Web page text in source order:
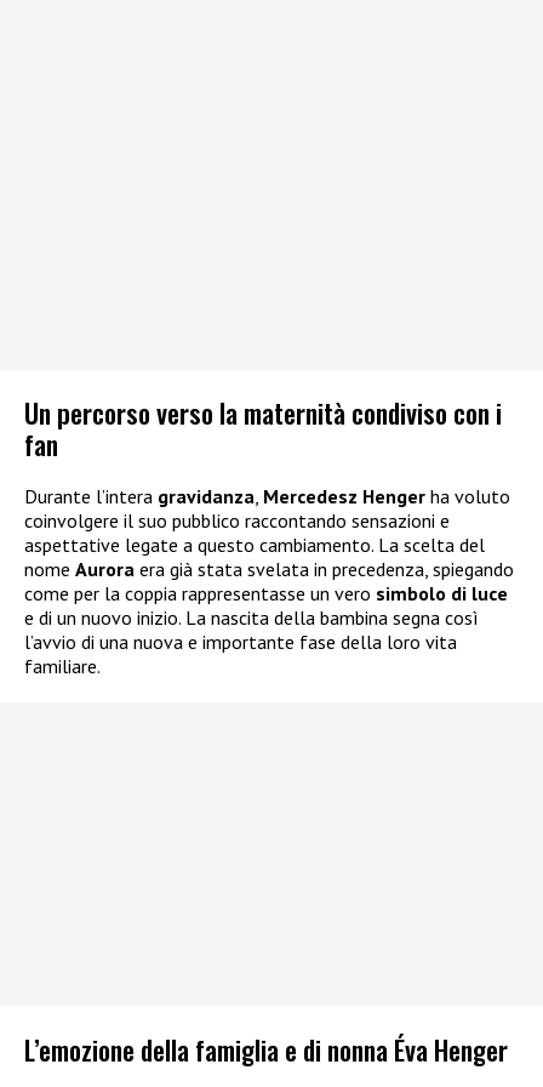
Un percorso verso la maternità condiviso con i
fan
Durante l’intera gravidanza, Mercedesz Henger ha voluto
coinvolgere il suo pubblico raccontando sensazioni e
aspettative legate a questo cambiamento. La scelta del
nome Aurora era già stata svelata in precedenza, spiegando
come per la coppia rappresentasse un vero simbolo di luce
e di un nuovo inizio. La nascita della bambina segna così
l’avvio di una nuova e importante fase della loro vita
familiare.
L’emozione della famiglia e di nonna Éva Henger